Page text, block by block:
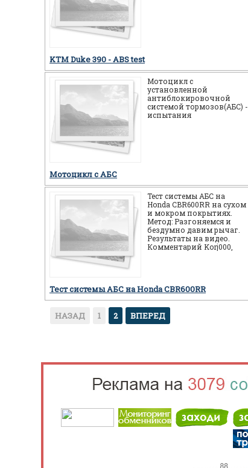
KTM Duke 390 - ABS test
Мотоцикл c
установленной
антиблокировочной
системой тормозов(АБС) -
испытания
Мотоцикл c АБС
Тест системы АБС на
Honda CBR600RR на сухом
и мокром покрытиях.
Метод: Разгоняемся и
бездумно давим рычаг.
Результаты на видео.
Комментарий Korj000,
Тест системы АБС на Honda CBR600RR
НАЗАД 1 2 ВПЕРЕД